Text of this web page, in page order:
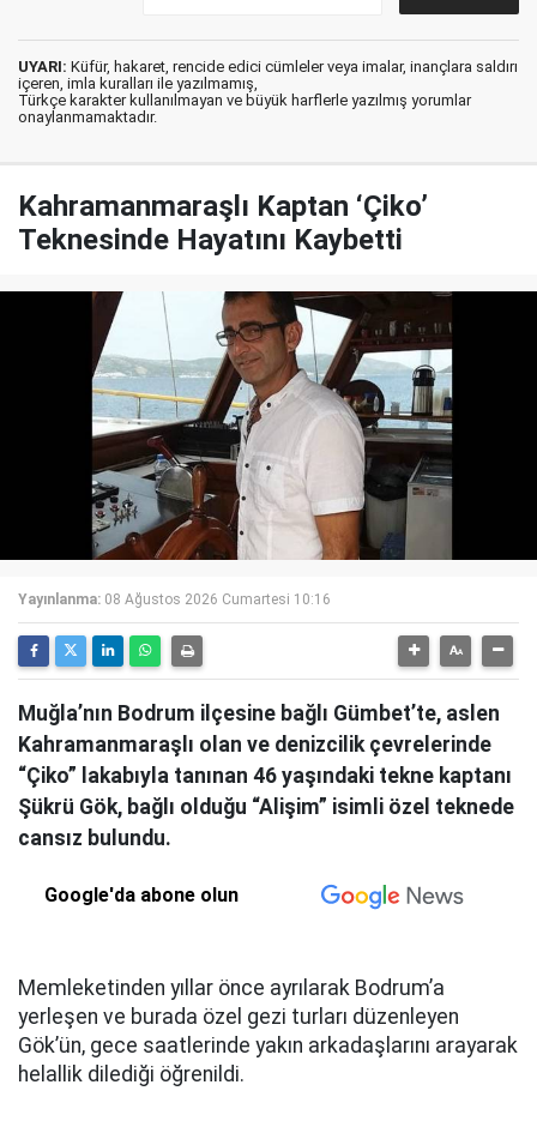
UYARI: Küfür, hakaret, rencide edici cümleler veya imalar, inançlara saldırı
içeren, imla kuralları ile yazılmamış,
Türkçe karakter kullanılmayan ve büyük harflerle yazılmış yorumlar
onaylanmamaktadır.
Kahramanmaraşlı Kaptan ‘Çiko’
Teknesinde Hayatını Kaybetti
Yayınlanma: 08 Ağustos 2026 Cumartesi 10:16
Muğla’nın Bodrum ilçesine bağlı Gümbet’te, aslen
Kahramanmaraşlı olan ve denizcilik çevrelerinde
“Çiko” lakabıyla tanınan 46 yaşındaki tekne kaptanı
Şükrü Gök, bağlı olduğu “Alişim” isimli özel teknede
cansız bulundu.
Google'da abone olun
Memleketinden yıllar önce ayrılarak Bodrum’a
yerleşen ve burada özel gezi turları düzenleyen
Gök’ün, gece saatlerinde yakın arkadaşlarını arayarak
helallik dilediği öğrenildi.